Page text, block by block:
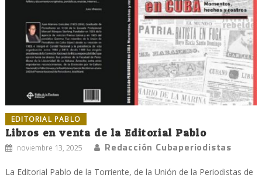
EDITORIAL PABLO
Libros en venta de la Editorial Pablo
noviembre 13, 2025 Redacción Cubaperiodistas
La Editorial Pablo de la Torriente, de la Unión de la Periodistas de